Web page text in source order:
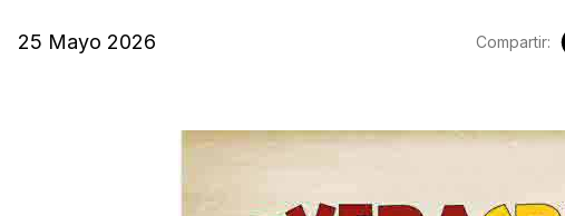
25 Mayo 2026 Compartir: